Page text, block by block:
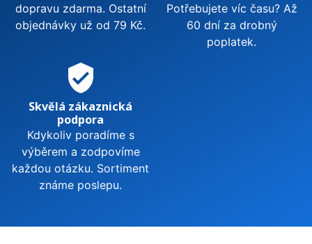
dopravu zdarma. Ostatní
objednávky už od 79 Kč.
Potřebujete víc času? Až
60 dní za drobný
poplatek.
verified_user
Skvělá zákaznická
podpora
Kdykoliv poradíme s
výběrem a zodpovíme
každou otázku. Sortiment
známe poslepu.